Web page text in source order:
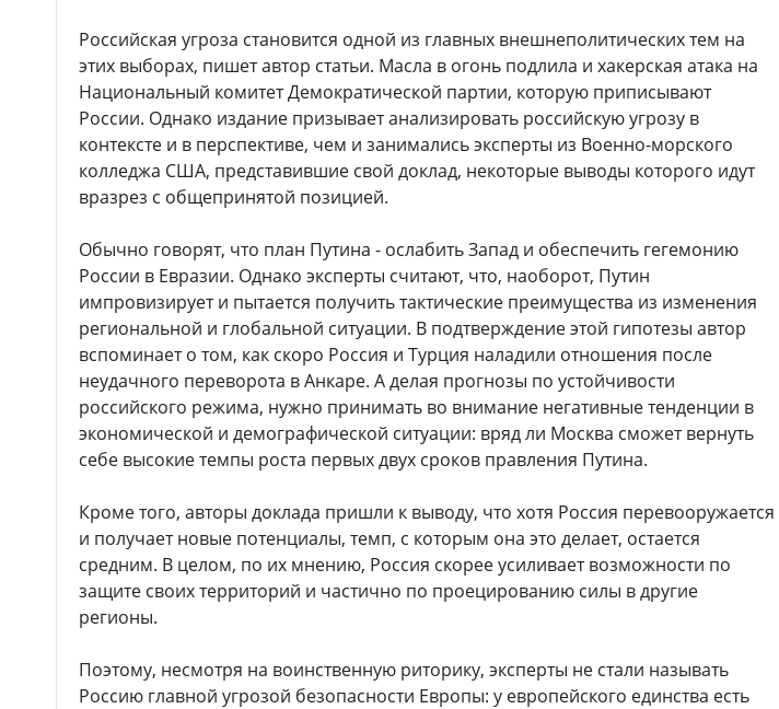
Российская угроза становится одной из главных внешнеполитических тем на
этих выборах, пишет автор статьи. Масла в огонь подлила и хакерская атака на
Национальный комитет Демократической партии, которую приписывают
России. Однако издание призывает анализировать российскую угрозу в
контексте и в перспективе, чем и занимались эксперты из Военно-морского
колледжа США, представившие свой доклад, некоторые выводы которого идут
вразрез с общепринятой позицией.
Обычно говорят, что план Путина - ослабить Запад и обеспечить гегемонию
России в Евразии. Однако эксперты считают, что, наоборот, Путин
импровизирует и пытается получить тактические преимущества из изменения
региональной и глобальной ситуации. В подтверждение этой гипотезы автор
вспоминает о том, как скоро Россия и Турция наладили отношения после
неудачного переворота в Анкаре. А делая прогнозы по устойчивости
российского режима, нужно принимать во внимание негативные тенденции в
экономической и демографической ситуации: вряд ли Москва сможет вернуть
себе высокие темпы роста первых двух сроков правления Путина.
Кроме того, авторы доклада пришли к выводу, что хотя Россия перевооружается
и получает новые потенциалы, темп, с которым она это делает, остается
средним. В целом, по их мнению, Россия скорее усиливает возможности по
защите своих территорий и частично по проецированию силы в другие
регионы.
Поэтому, несмотря на воинственную риторику, эксперты не стали называть
Россию главной угрозой безопасности Европы: у европейского единства есть